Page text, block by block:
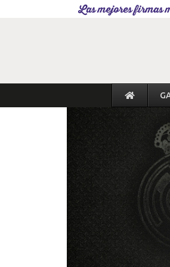
Las mejores firmas